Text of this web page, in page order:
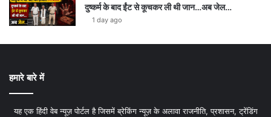
दुष्कर्म के बाद ईंट से कूचकर ली थी जान…अब जेल…
1 day ago
हमारे बारे में
यह एक हिंदी वेब न्यूज़ पोर्टल है जिसमें ब्रेकिंग न्यूज़ के अलावा राजनीति, प्रशासन, ट्रेंडिंग